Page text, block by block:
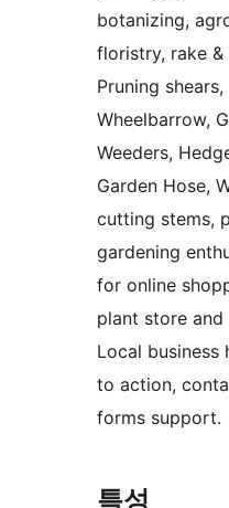
botanizing,
floristry, rake &
Pruning
Wheelbarrow,
Weeders,
Garden Hose,
cutting stems,
gardening
for online
plant store
Local business
to action,
forms support.
특성